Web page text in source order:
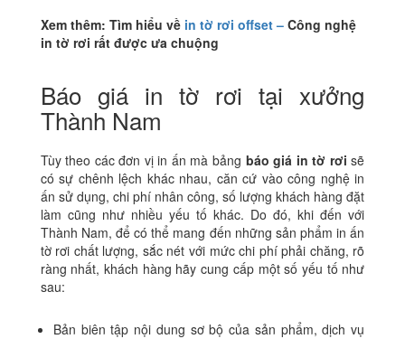
Xem thêm: Tìm hiểu về in tờ rơi offset –Công nghệ
in tờ rơi rất được ưa chuộng
Báo giá in tờ rơi tại xưởng
Thành Nam
Tùy theo các đơn vị in ấn mà bảng báo giá in tờ rơisẽ
có sự chênh lệch khác nhau, căn cứ vào công nghệ in
ấn sử dụng, chi phí nhân công, số lượng khách hàng đặt
làm cũng như nhiều yếu tố khác. Do đó, khi đến với
Thành Nam, để có thể mang đến những sản phẩm in ấn
tờ rơi chất lượng, sắc nét với mức chi phí phải chăng, rõ
ràng nhất, khách hàng hãy cung cấp một số yếu tố như
sau:
Bản biên tập nội dung sơ bộ của sản phẩm, dịch vụ